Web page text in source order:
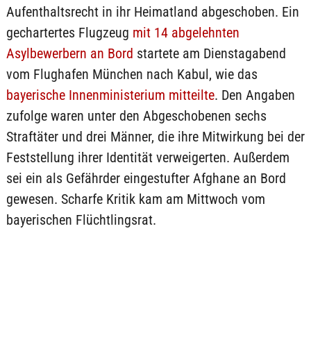
Aufenthaltsrecht in ihr Heimatland abgeschoben. Ein
gechartertes Flugzeug mit 14 abgelehnten
Asylbewerbern an Bord startete am Dienstagabend
vom Flughafen München nach Kabul, wie das
bayerische Innenministerium mitteilte. Den Angaben
zufolge waren unter den Abgeschobenen sechs
Straftäter und drei Männer, die ihre Mitwirkung bei der
Feststellung ihrer Identität verweigerten. Außerdem
sei ein als Gefährder eingestufter Afghane an Bord
gewesen. Scharfe Kritik kam am Mittwoch vom
bayerischen Flüchtlingsrat.